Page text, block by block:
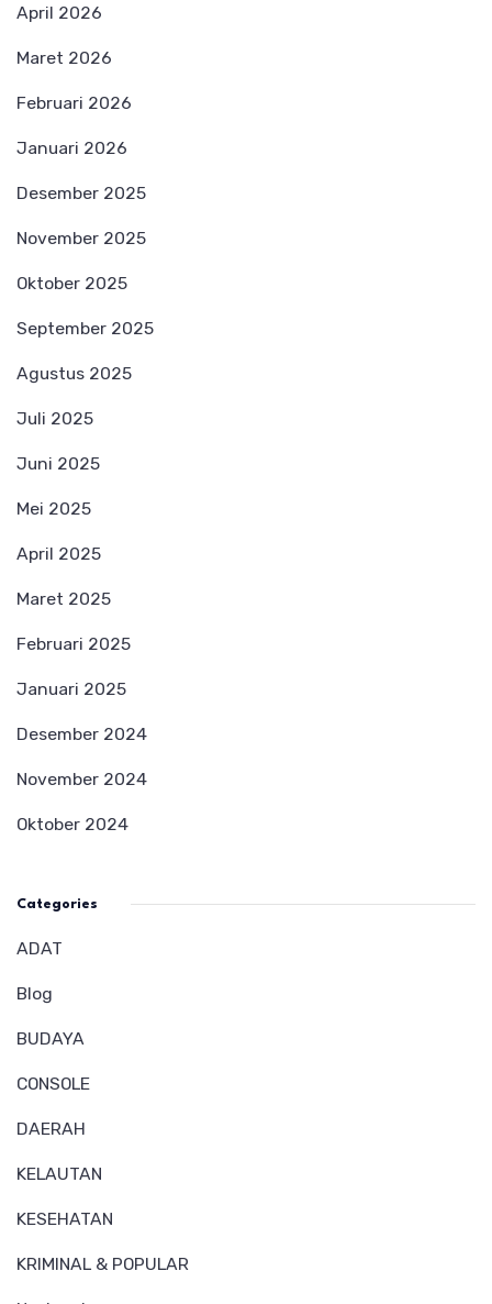
April 2026
Maret 2026
Februari 2026
Januari 2026
Desember 2025
November 2025
Oktober 2025
September 2025
Agustus 2025
Juli 2025
Juni 2025
Mei 2025
April 2025
Maret 2025
Februari 2025
Januari 2025
Desember 2024
November 2024
Oktober 2024
Categories
ADAT
Blog
BUDAYA
CONSOLE
DAERAH
KELAUTAN
KESEHATAN
KRIMINAL & POPULAR